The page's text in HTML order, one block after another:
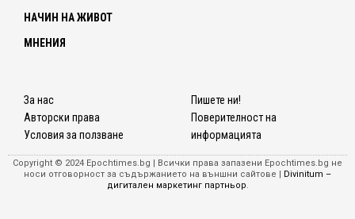
НАЧИН НА ЖИВОТ
МНЕНИЯ
За нас
Авторски права
Условия за ползване
Пишете ни!
Поверителност на
информацията
Copyright © 2024 Epochtimes.bg | Всички права запазени Epochtimes.bg не
носи отговорност за съдържанието на външни сайтове |
Divinitum –
дигитален маркетинг партньор.